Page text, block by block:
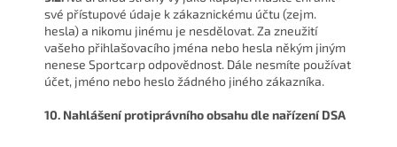
své přístupové údaje k zákaznickému účtu (zejm.
hesla) a nikomu jinému je nesdělovat. Za zneužití
vašeho přihlašovacího jména nebo hesla někým jiným
nenese Sportcarp odpovědnost. Dále nesmíte používat
účet, jméno nebo heslo žádného jiného zákazníka.
10. Nahlášení protiprávního obsahu dle nařízení DSA